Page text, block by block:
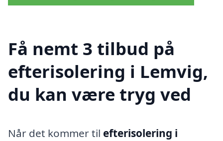
Få nemt 3 tilbud på
efterisolering i Lemvig,
du kan være tryg ved
Når det kommer til efterisolering i